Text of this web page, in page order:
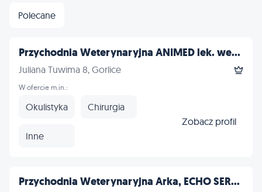
Polecane
Przychodnia Weterynaryjna ANIMED lek. we...
Juliana Tuwima 8, Gorlice
W ofercie m.in.:
Okulistyka Chirurgia
Inne
Zobacz profil
Przychodnia Weterynaryjna Arka, ECHO SER...